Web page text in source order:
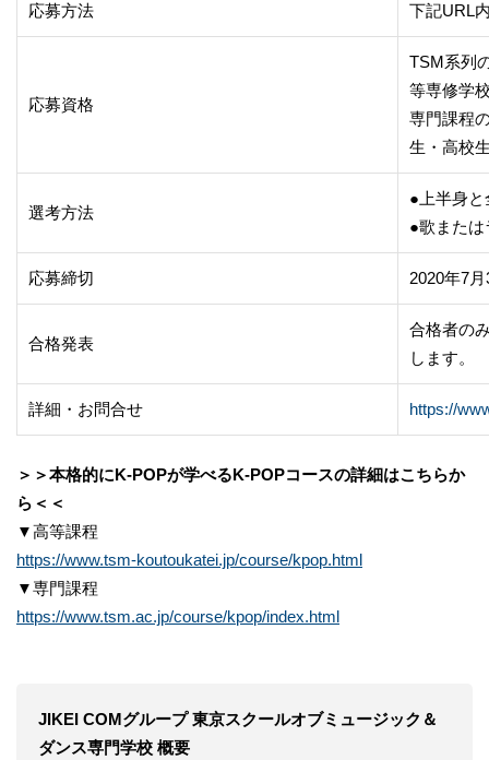
応募方法 下記URL
応募資格
TSM系列
等専修学
専門課程
生・高校
選考方法
●上半身
●歌また
応募締切 2020年7
合格発表
合格者の
します。
詳細・お問合せ https://
＞＞本格的にK-POPが学べるK-POPコースの詳細はこちらか
ら＜＜
▼高等課程
https://www.tsm-koutoukatei.jp/course/kpop.html
▼専門課程
https://www.tsm.ac.jp/course/kpop/index.html
JIKEI COMグループ 東京スクールオブミュージック＆
ダンス専門学校 概要